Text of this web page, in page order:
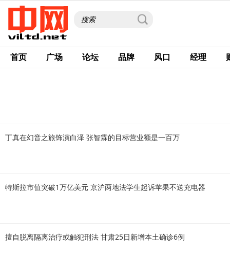
首页 广场 论坛 品牌 风口 经理
丁真在幻音之旅饰演白泽 张智霖的目标营业额是一百万
特斯拉市值突破1万亿美元 京沪两地法学生起诉苹果不送充电器
擅自脱离隔离治疗或触犯刑法 甘肃25日新增本土确诊6例